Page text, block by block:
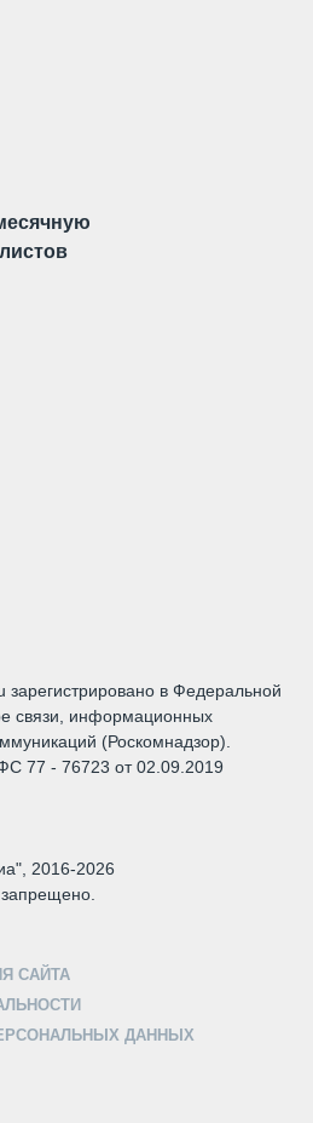
зарегистрировано в Федеральной
связи, информационных
(Роскомнадзор).
77 - 76723 от 02.09.2019
2016-2026
САЙТА
ДАННЫХ